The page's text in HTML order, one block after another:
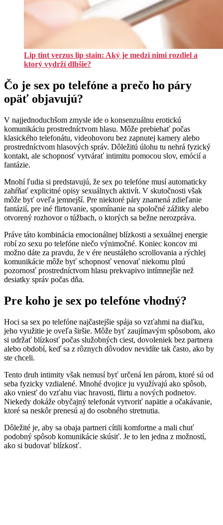
Lip tint verzus lip stain: Aký je medzi nimi rozdiel a
ktorý vydrží dlhšie?
Čo je sex po telefóne a prečo ho páry
opäť objavujú?
V najjednoduchšom zmysle ide o konsenzuálnu erotickú
komunikáciu prostredníctvom hlasu. Môže prebiehať počas
klasického telefonátu, videohovoru bez zapnutej kamery alebo
prostredníctvom hlasových správ. Dôležitú úlohu tu nehrá fyzický
kontakt, ale schopnosť vytvárať intimitu pomocou slov, emócií a
fantázie.
Mnohí ľudia si predstavujú, že sex po telefóne musí automaticky
zahŕňať explicitné opisy sexuálnych aktivít. V skutočnosti však
môže byť oveľa jemnejší. Pre niektoré páry znamená zdieľanie
fantázií, pre iné flirtovanie, spomínanie na spoločné zážitky alebo
otvorený rozhovor o túžbach, o ktorých sa bežne nerozpráva.
Práve táto kombinácia emocionálnej blízkosti a sexuálnej energie
robí zo sexu po telefóne niečo výnimočné. Koniec koncov mi
možno dáte za pravdu, že v ére neustáleho scrollovania a rýchlej
komunikácie môže byť schopnosť venovať niekomu plnú
pozornosť prostredníctvom hlasu prekvapivo intímnejšie než
desiatky správ počas dňa.
Pre koho je sex po telefóne vhodný?
Hoci sa sex po telefóne najčastejšie spája so vzťahmi na diaľku,
jeho využitie je oveľa širšie. Môže byť zaujímavým spôsobom, ako
si udržať blízkosť počas služobných ciest, dovoleniek bez partnera
alebo období, keď sa z rôznych dôvodov nevidíte tak často, ako by
ste chceli.
Tento druh intimity však nemusí byť určená len párom, ktoré sú od
seba fyzicky vzdialené. Mnohé dvojice ju využívajú ako spôsob,
ako vniesť do vzťahu viac hravosti, flirtu a nových podnetov.
Niekedy dokáže obyčajný telefonát vytvoriť napätie a očakávanie,
ktoré sa neskôr prenesú aj do osobného stretnutia.
Dôležité je, aby sa obaja partneri cítili komfortne a mali chuť
podobný spôsob komunikácie skúsiť. Je to len jedna z možností,
ako si budovať blízkosť.